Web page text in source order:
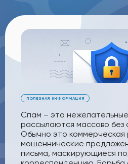
ПОЛЕЗНАЯ ИНФОРМАЦИЯ
Спам – это
рассылаются массово без
Обычно это коммерческая
мошеннические
письма, маскирующиеся